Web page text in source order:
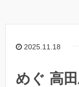
2025.11.18
めぐ 高